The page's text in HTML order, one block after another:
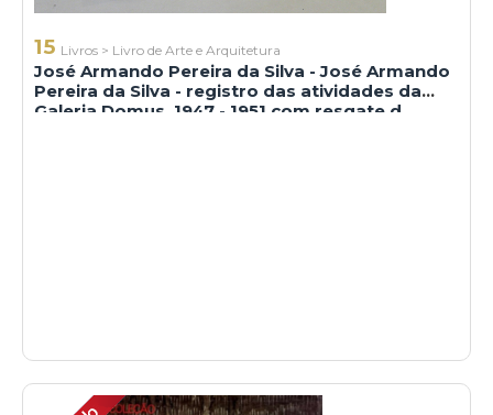
15 Livros > Livro de Arte e Arquitetura
José Armando Pereira da Silva - José Armando
Pereira da Silva - registro das atividades da
Galeria Domus, 1947 - 1951 com resgate d